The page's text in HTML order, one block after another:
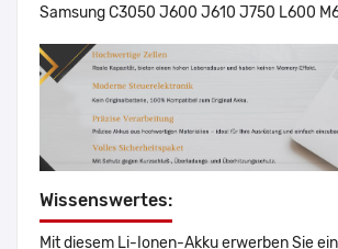
Samsung C3050 J600 J610 J750 L600
Wissenswertes:
Mit diesem Li-Ionen-Akku erwerben Sie ein